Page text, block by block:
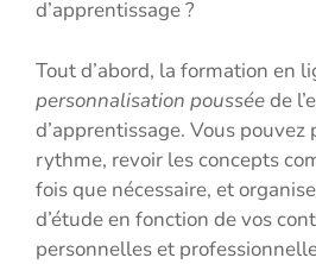
d’apprentissage ?
Tout d’abord, la formation en
personnalisation pousséede
d’apprentissage. Vous pouvez
rythme, revoir les concepts
fois que nécessaire, et
d’étude en fonction de vos
personnelles et